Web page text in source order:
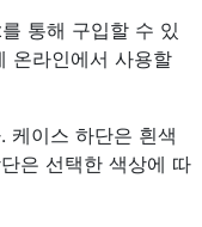
통해 구입할 수 있
온라인에서 사용할
케이스 하단은 흰색
은 선택한 색상에 따